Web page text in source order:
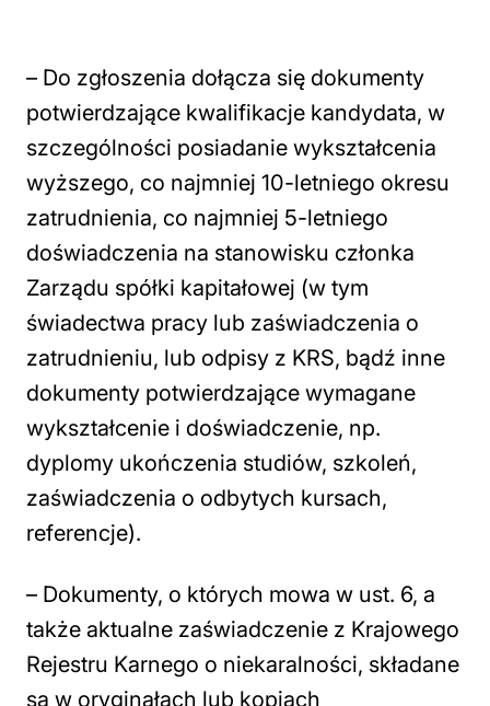
– Do zgłoszenia dołącza się dokumenty
potwierdzające kwalifikacje kandydata, w
szczególności posiadanie wykształcenia
wyższego, co najmniej 10-letniego okresu
zatrudnienia, co najmniej 5-letniego
doświadczenia na stanowisku członka
Zarządu spółki kapitałowej (w tym
świadectwa pracy lub zaświadczenia o
zatrudnieniu, lub odpisy z KRS, bądź inne
dokumenty potwierdzające wymagane
wykształcenie i doświadczenie, np.
dyplomy ukończenia studiów, szkoleń,
zaświadczenia o odbytych kursach,
referencje).
– Dokumenty, o których mowa w ust. 6, a
także aktualne zaświadczenie z Krajowego
Rejestru Karnego o niekaralności, składane
są w oryginałach lub kopiach